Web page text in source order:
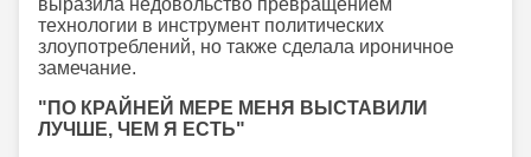
выразила недовольство превращением
технологии в инструмент политических
злоупотреблений, но также сделала ироничное
замечание.
"ПО КРАЙНЕЙ МЕРЕ МЕНЯ ВЫСТАВИЛИ
ЛУЧШЕ, ЧЕМ Я ЕСТЬ"